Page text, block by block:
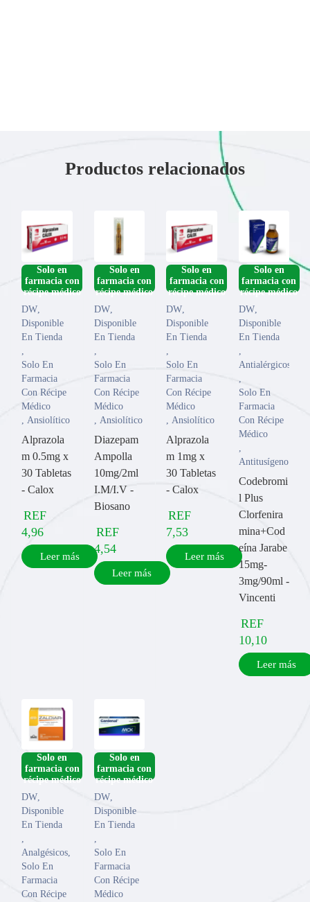
Productos relacionados
­Solo en
farmacia con
récipe médico­
DW
Disponible
En Tienda
Solo En
Farmacia
Con Récipe
Médico
Ansiolítico
Alprazola
m 0.5mg x
30 Tabletas
- Calox
REF
4,96
Leer más
­Solo en
farmacia con
récipe médico­
DW,
Disponible
En Tienda
Solo En
Farmacia
Con Récipe
Médico
Ansiolítico
Diazepam
Ampolla
10mg/2ml
I.M/I.V -
Biosano
REF
4,54
Leer más
­Solo en
farmacia con
récipe médico­
DW
Disponible
En Tienda
Solo En
Farmacia
Con Récipe
Médico
Ansiolítico
Alprazola
m 1mg x
30 Tabletas
- Calox
REF
7,53
Leer más
­Solo en
farmacia con
récipe médico­
DW,
Disponible
En Tienda
Antialérgicos
Solo En
Farmacia
Con Récipe
Médico
Antitusígeno
Codebromi
l Plus
Clorfenira
mina+Cod
eína Jarabe
15mg-
3mg/90ml -
Vincenti
REF
10,10
Leer más
­Solo en
farmacia con
récipe médico­
DW,
Disponible
En Tienda
,
Analgésicos,
Solo En
Farmacia
Con Récipe
­Solo en
farmacia con
récipe médico­
DW,
Disponible
En Tienda
,
Solo En
Farmacia
Con Récipe
Médico